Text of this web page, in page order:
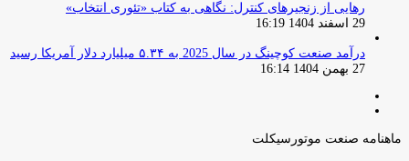
رهایی از زنجیرهای کنترل: نگاهی به کتاب «تئوری انتخاب»
29 اسفند 1404 16:19
درآمد صنعت کوچینگ در سال 2025 به ۵.۳۴ میلیارد دلار آمریکا رسید
27 بهمن 1404 16:14
ماهنامه صنعت موتورسیکلت